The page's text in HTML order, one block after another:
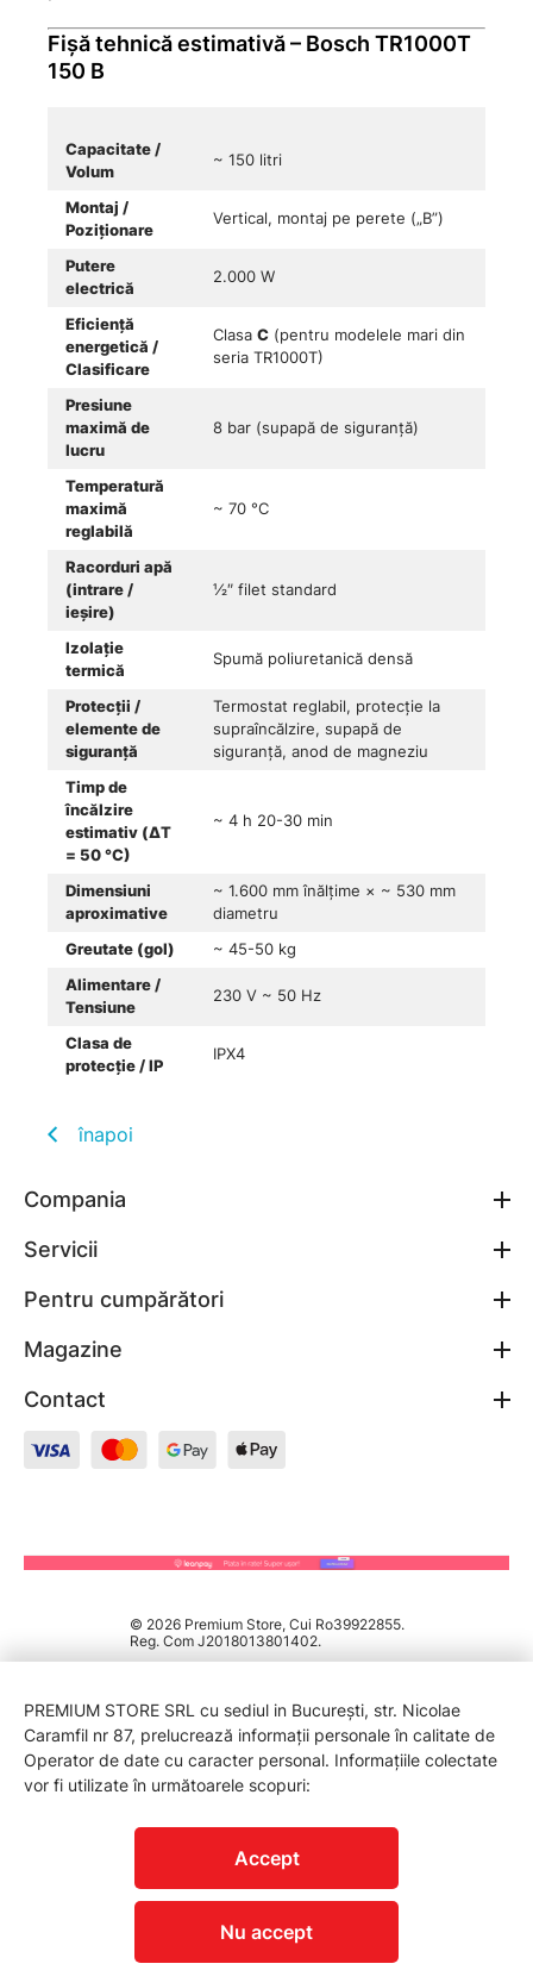
Fișă tehnică estimativă – Bosch TR1000T
150 B
Capacitate /
Volum
~ 150 litri
Montaj /
Poziționare
Vertical, montaj pe perete („B”)
Putere
electrică
2.000 W
Eficiență
energetică /
Clasificare
Clasa C (pentru modelele mari din
seria TR1000T)
Presiune
maximă de
lucru
8 bar (supapă de siguranță)
Temperatură
maximă
reglabilă
~ 70 °C
Racorduri apă
(intrare /
ieșire)
½″ filet standard
Izolație
termică
Spumă poliuretanică densă
Protecții /
elemente de
siguranță
Termostat reglabil, protecție la
supraîncălzire, supapă de
siguranță, anod de magneziu
Timp de
încălzire
estimativ (ΔT
= 50 °C)
~ 4 h 20-30 min
Dimensiuni
aproximative
~ 1.600 mm înălțime × ~ 530 mm
diametru
Greutate (gol)
~ 45-50 kg
Alimentare /
Tensiune
230 V ~ 50 Hz
Clasa de
protecție / IP
IPX4
înapoi
Compania
Servicii
Pentru cumpărători
Magazine
Contact
© 2026 Premium Store, Cui Ro39922855.
Reg. Com J2018013801402.
PREMIUM STORE SRL cu sediul in București, str. Nicolae
Caramfil nr 87, prelucrează informații personale în calitate de
Operator de date cu caracter personal. Informațiile colectate
vor fi utilizate în următoarele scopuri:
Accept
Nu accept